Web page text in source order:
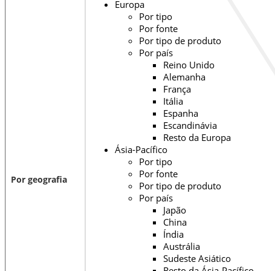
Por geografia
Europa
Por tipo
Por fonte
Por tipo de produto
Por país
Reino Unido
Alemanha
França
Itália
Espanha
Escandinávia
Resto da Europa
Ásia-Pacífico
Por tipo
Por fonte
Por tipo de produto
Por país
Japão
China
Índia
Austrália
Sudeste Asiático